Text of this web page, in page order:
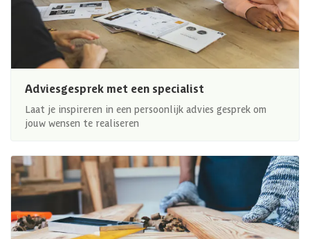
Adviesgesprek met een specialist
Laat je inspireren in een persoonlijk advies gesprek om
jouw wensen te realiseren